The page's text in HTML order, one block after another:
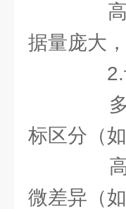
高
据量庞大
2.识
多
标区分（
高
微差异（